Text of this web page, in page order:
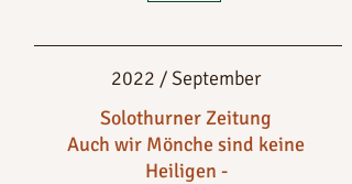
2022 / September
Solothurner Zeitung
Auch wir Mönche sind keine
Heiligen -